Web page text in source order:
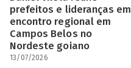
prefeitos e lideranças em
encontro regional em
Campos Belos no
Nordeste goiano
13/07/2026